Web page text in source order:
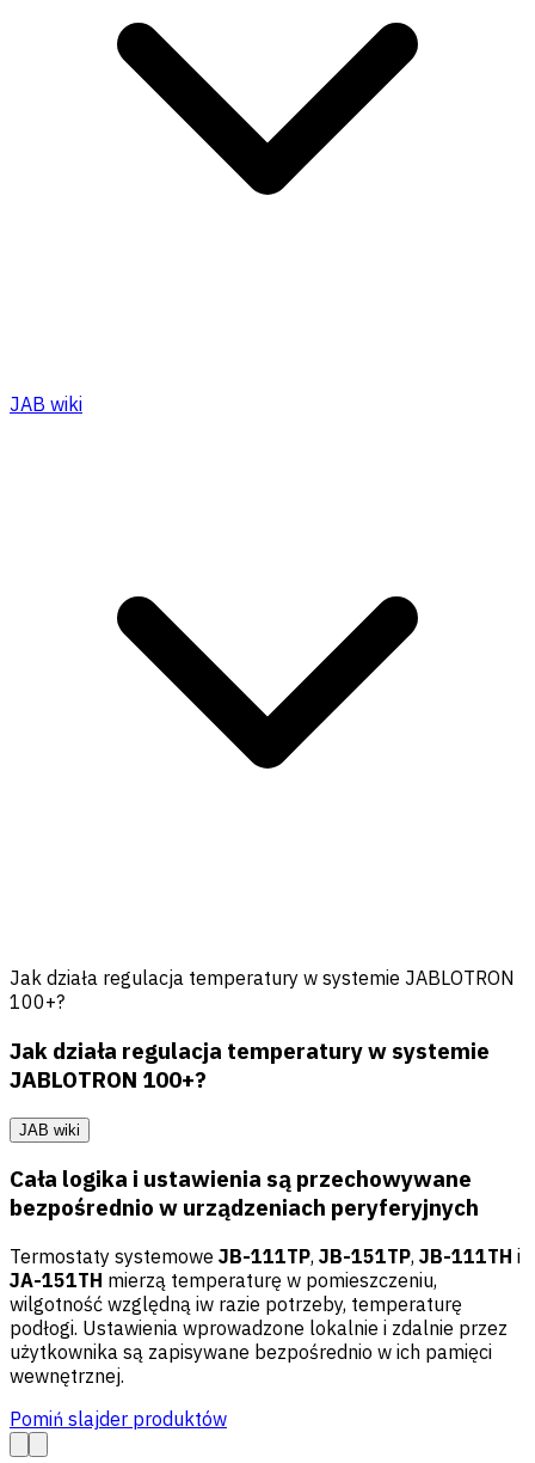
JAB wiki
Jak działa regulacja temperatury w systemie JABLOTRON
100+?
Jak działa regulacja temperatury w systemie
JABLOTRON 100+?
JAB wiki
Cała logika i ustawienia są przechowywane
bezpośrednio w urządzeniach peryferyjnych
Termostaty systemowe JB-111TP, JB-151TP, JB-111TH i
JA-151TH mierzą temperaturę w pomieszczeniu,
wilgotność względną iw razie potrzeby, temperaturę
podłogi. Ustawienia wprowadzone lokalnie i zdalnie przez
użytkownika są zapisywane bezpośrednio w ich pamięci
wewnętrznej.
Pomiń slajder produktów